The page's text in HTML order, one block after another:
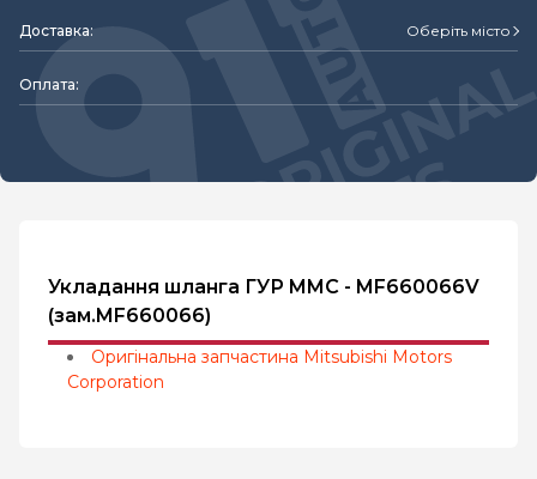
Доставка: Оберіть місто
Оплата:
Укладання шланга ГУР MMC - MF660066V
(зам.MF660066)
Оригінальна запчастина Mitsubishi Motors
Corporation